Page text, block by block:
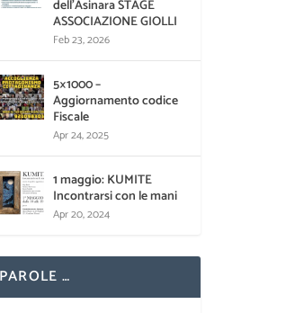
dell’Asinara STAGE
ASSOCIAZIONE GIOLLI
Feb 23, 2026
5×1000 –
Aggiornamento codice
Fiscale
Apr 24, 2025
1 maggio: KUMITE
Incontrarsi con le mani
Apr 20, 2024
PAROLE …